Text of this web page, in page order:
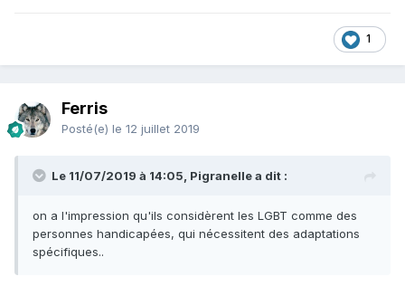
1
Ferris
Posté(e) le 12 juillet 2019
Le 11/07/2019 à 14:05, Pigranelle a dit :
on a l'impression qu'ils considèrent les LGBT comme des
personnes handicapées, qui nécessitent des adaptations
spécifiques..